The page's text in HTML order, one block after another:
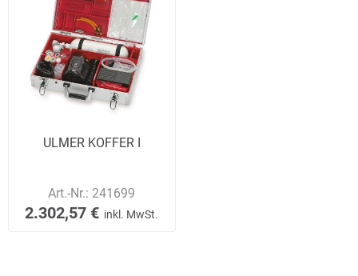
ULMER KOFFER I
Art.-Nr.: 241699
2.302,57 € inkl. MwSt.